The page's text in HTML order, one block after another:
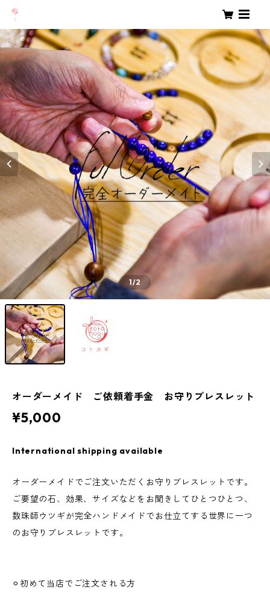
1/2
オーダーメイド ご依頼着手金 お守りブレスレット
¥5,000
International shipping available
オーダーメイドでご注文いただくお守りブレスレットです。
ご要望の石、効果、サイズなどをお聞きしてひとつひとつ、
数珠師ウツギが完全ハンドメイドでお仕立てする世界に一つ
のお守りブレスレットです。
⚪︎初めて当店でご注文される方